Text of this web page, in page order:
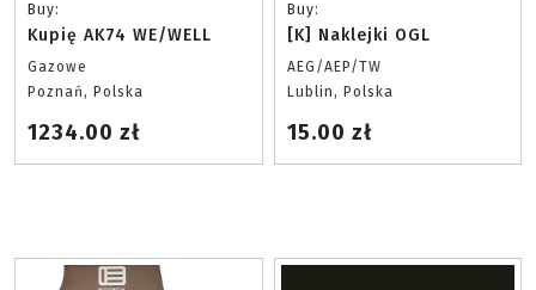
Buy:
Kupię AK74 WE/WELL
Gazowe
Poznań, Polska
1234.00 zł
Buy:
[K] Naklejki OGL
AEG/AEP/TW
Lublin, Polska
15.00 zł